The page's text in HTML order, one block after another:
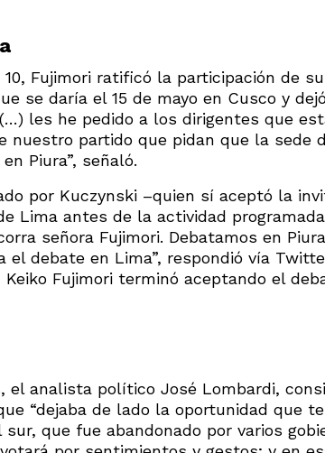
Fujimori ratificó la participación de
se daría el 15 de mayo en Cusco y
les he pedido a los dirigentes que
nuestro partido que pidan que la sede
Piura”, señaló.
por Kuczynski –quien sí aceptó la
Lima antes de la actividad
señora Fujimori. Debatamos en
el debate en Lima”, respondió vía
Fujimori terminó aceptando el
el analista político José Lombardi,
“dejaba de lado la oportunidad que
que fue abandonado por varios